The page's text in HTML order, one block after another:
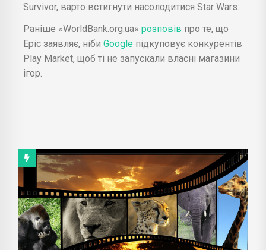
Survivor, варто встигнути насолодитися Star Wars.
Раніше «WorldBank.org.ua» розповів про те, що
Epic заявляє, ніби Google підкуповує конкурентів
Play Market, щоб ті не запускали власні магазини
ігор.